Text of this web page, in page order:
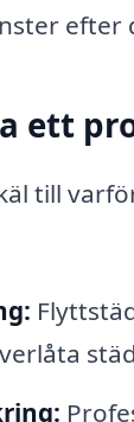
efter
ett
till